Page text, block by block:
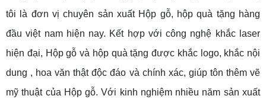
tôi là đơn vị chuyên sản xuất Hộp gỗ, hộp quà tặng hàng
đầu việt nam hiện nay. Kết hợp với công nghệ khắc laser
hiện đại, Hộp gỗ và hộp quà tặng được khắc logo, khắc nội
dung , hoa văn thật độc đáo và chính xác, giúp tôn thêm vẽ
mỹ thuật của Hộp gỗ. Với kinh nghiệm nhiều năm sản xuất